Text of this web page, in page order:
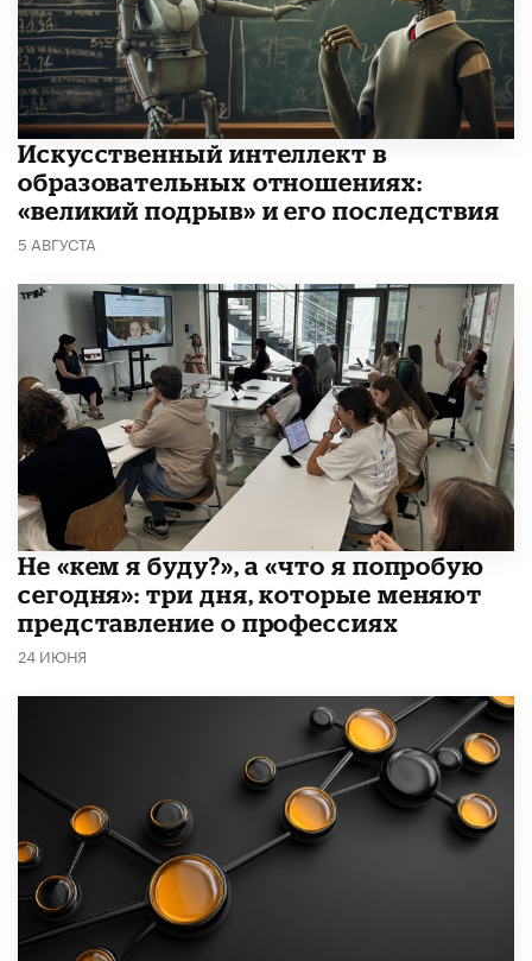
​Искусственный интеллект в
образовательных отношениях:
«великий подрыв» и его последствия
5 АВГУСТА
Не «кем я буду?», а «что я попробую
сегодня»: три дня, которые меняют
представление о профессиях
24 ИЮНЯ